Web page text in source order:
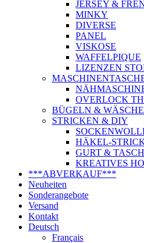
JERSEY &
MINKY
DIVERSE
PANEL
VISKOSE
WAFFELPIQUE
LIZENZEN
OVERLOCK TH
BÜGELN &
STRICKEN & DIY
HÄKEL-
GURT &
KREATIVES
***ABVERKAUF***
Neuheiten
Sonderangebote
Versand
Kontakt
Deutsch
Français